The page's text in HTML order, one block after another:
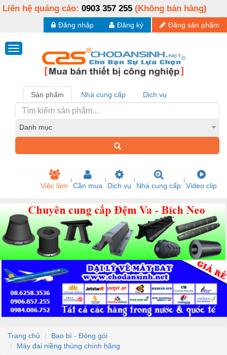
Liên hệ quảng cáo: 0903 357 255 (Không bán hàng)
Đăng sản phẩm
Đăng ký
Đăng nhập
Sản phẩm Nhà cung cấp Dịch vụ
Danh mục
Việc làm Cần mua Dịch vụ Nhà cung cấp Video clip
Trang chủ
Bao bì - Đóng gói
Máy đai niềng thùng chính hãng